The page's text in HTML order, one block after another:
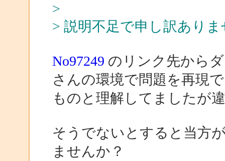
>
> 説明不足で申し訳あり
No97249 のリンク先から
さんの環境で問題を再現
ものと理解してましたが
そうでないとすると当方
ませんか？